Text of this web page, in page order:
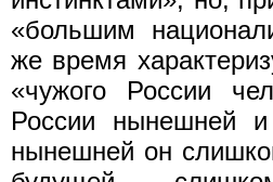
«большим
же время
«чужого России
России нынешней
нынешней он